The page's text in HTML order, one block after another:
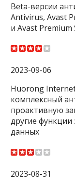
Beta-версии
Antivirus, Avast
и Avast Premium
2023-09-06
Huorong
комплексный
проактивную
другие
данных
2023-08-31